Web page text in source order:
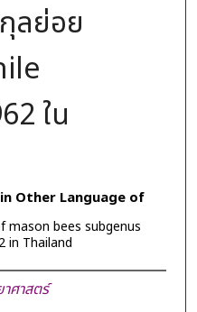
ลย่อย
ใน
Other Language of
mason bees subgenus
in Thailand
ศาสตร์